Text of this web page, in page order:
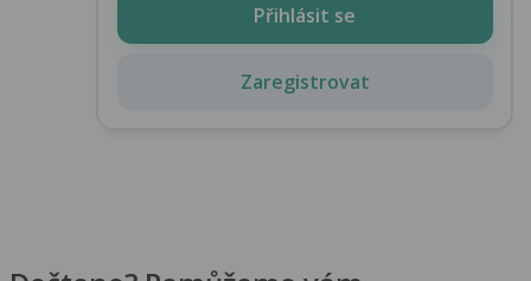
Přihlásit se
Zaregistrovat